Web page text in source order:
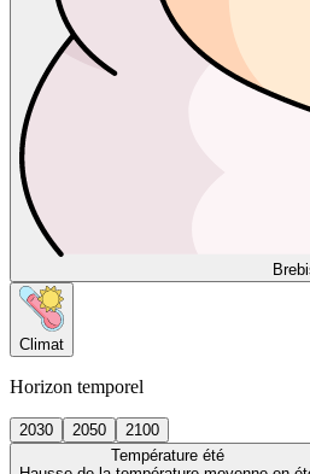
Climat
Horizon temporel
2030 2050
2100
Température été